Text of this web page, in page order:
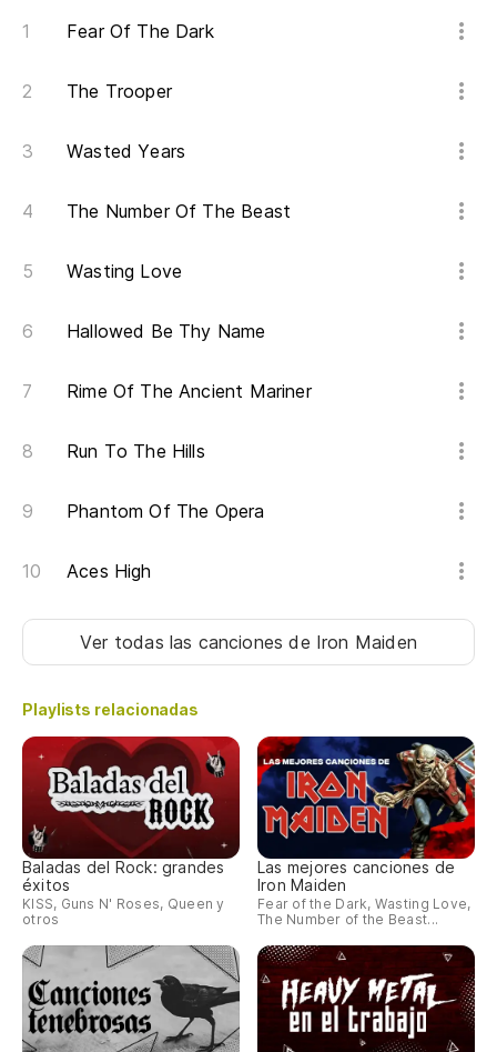
Fear Of The Dark
The Trooper
Wasted Years
The Number Of The Beast
Wasting Love
Hallowed Be Thy Name
Rime Of The Ancient Mariner
Run To The Hills
Phantom Of The Opera
Aces High
Ver todas las cancionesde Iron Maiden
Playlists relacionadas
Baladas del Rock: grandes
éxitos
KISS, Guns N' Roses, Queen y
otros
Las mejores canciones de
Iron Maiden
Fear of the Dark, Wasting Love,
The Number of the Beast...